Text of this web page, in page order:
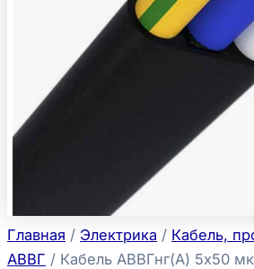
Главная / Электрика / Кабель,
АВВГ / Кабель АВВГнг(А) 5х50